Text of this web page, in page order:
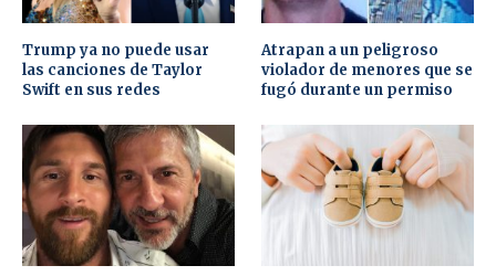
Trump ya no puede usar
las canciones de Taylor
Swift en sus redes
Atrapan a un peligroso
violador de menores que se
fugó durante un permiso